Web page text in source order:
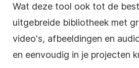
Wat deze tool ook tot de
uitgebreide bibliotheek met
video's, afbeeldingen en
en eenvoudig in je projecten